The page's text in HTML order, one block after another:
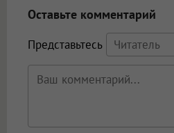
Оставьте комментарий
Представьтесь